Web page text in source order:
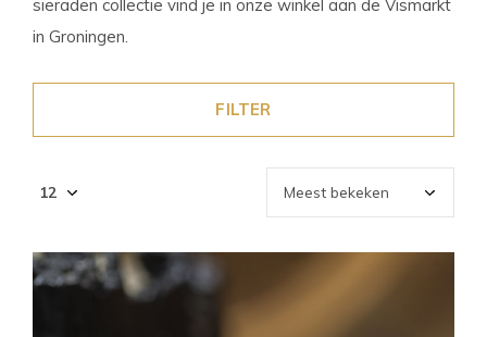
sieraden collectie vind je in onze winkel aan de Vismarkt
in Groningen.
FILTER